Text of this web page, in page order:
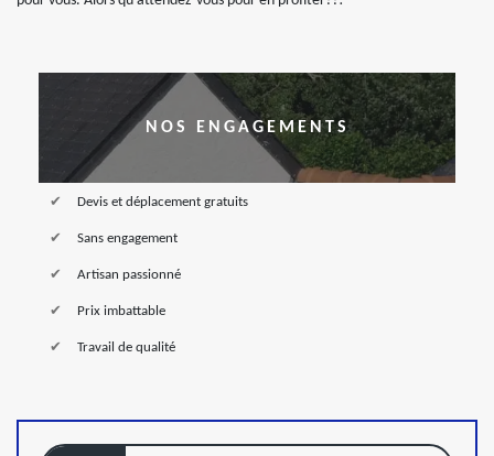
NOS ENGAGEMENTS
Devis et déplacement gratuits
Sans engagement
Artisan passionné
Prix imbattable
Travail de qualité